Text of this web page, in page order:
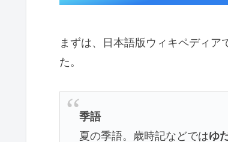
まずは、日本語版ウィキペディ
た。
季語
夏の季語。歳時記などではゆ